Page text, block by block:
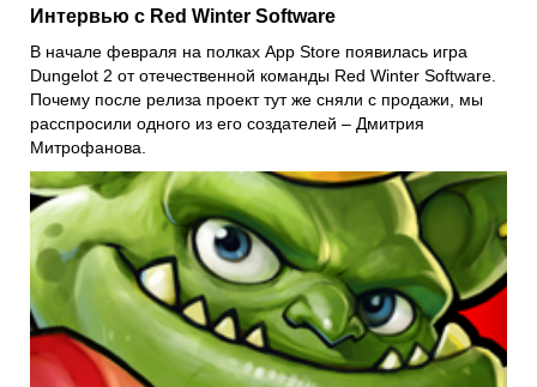
Интервью с Red Winter Software
В начале февраля на полках App Store появилась игра
Dungelot 2 от отечественной команды Red Winter Software.
Почему после релиза проект тут же сняли с продажи, мы
расспросили одного из его создателей – Дмитрия
Митрофанова.